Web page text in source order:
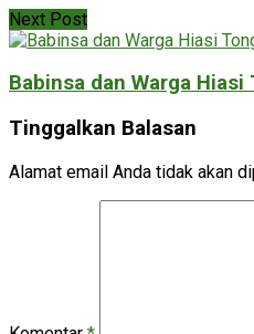
Next Post
Babinsa dan Warga
Tinggalkan Balasan
Alamat email Anda tidak akan